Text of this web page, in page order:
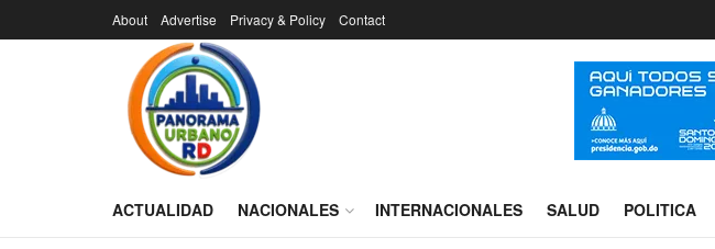
About Advertise Privacy & Policy Contact
ACTUALIDAD NACIONALES INTERNACIONALES SALUD POLITICA